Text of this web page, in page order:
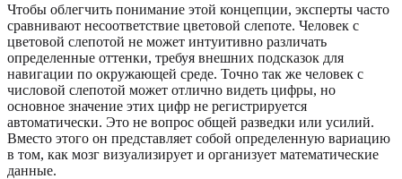
Чтобы облегчить понимание этой концепции, эксперты часто
сравнивают несоответствие цветовой слепоте. Человек с
цветовой слепотой не может интуитивно различать
определенные оттенки, требуя внешних подсказок для
навигации по окружающей среде. Точно так же человек с
числовой слепотой может отлично видеть цифры, но
основное значение этих цифр не регистрируется
автоматически. Это не вопрос общей разведки или усилий.
Вместо этого он представляет собой определенную вариацию
в том, как мозг визуализирует и организует математические
данные.